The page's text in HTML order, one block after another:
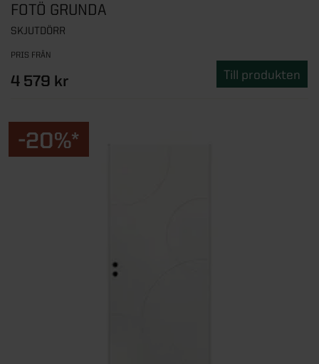
FOTÖ GRUNDA
SKJUTDÖRR
PRIS FRÅN
4 579 kr Till produkten
-20%*